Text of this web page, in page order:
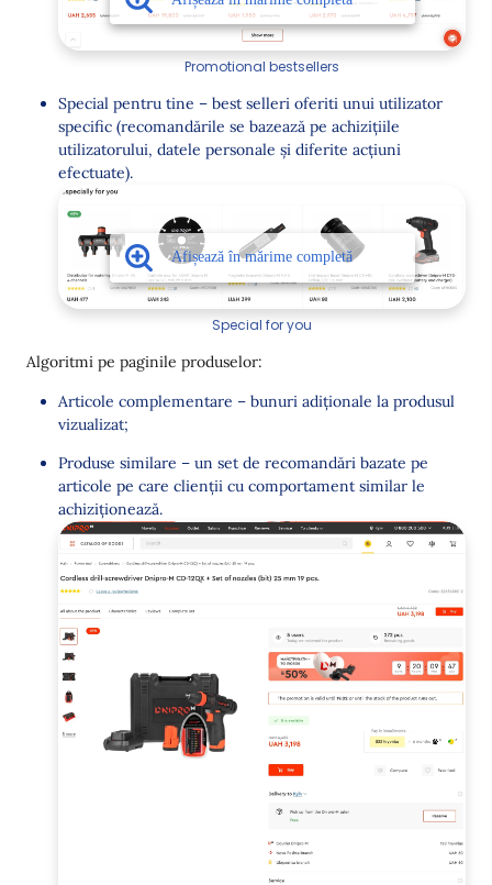
Promotional bestsellers
Special pentru tine – best selleri oferiti unui utilizator
specific (recomandările se bazează pe achizițiile
utilizatorului, datele personale și diferite acțiuni
efectuate).
Special for you
Algoritmi pe paginile produselor:
Articole complementare – bunuri adiționale la produsul
vizualizat;
Produse similare – un set de recomandări bazate pe
articole pe care clienții cu comportament similar le
achiziționează.